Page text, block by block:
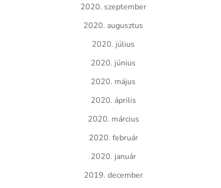
2020. szeptember
2020. augusztus
2020. július
2020. június
2020. május
2020. április
2020. március
2020. február
2020. január
2019. december